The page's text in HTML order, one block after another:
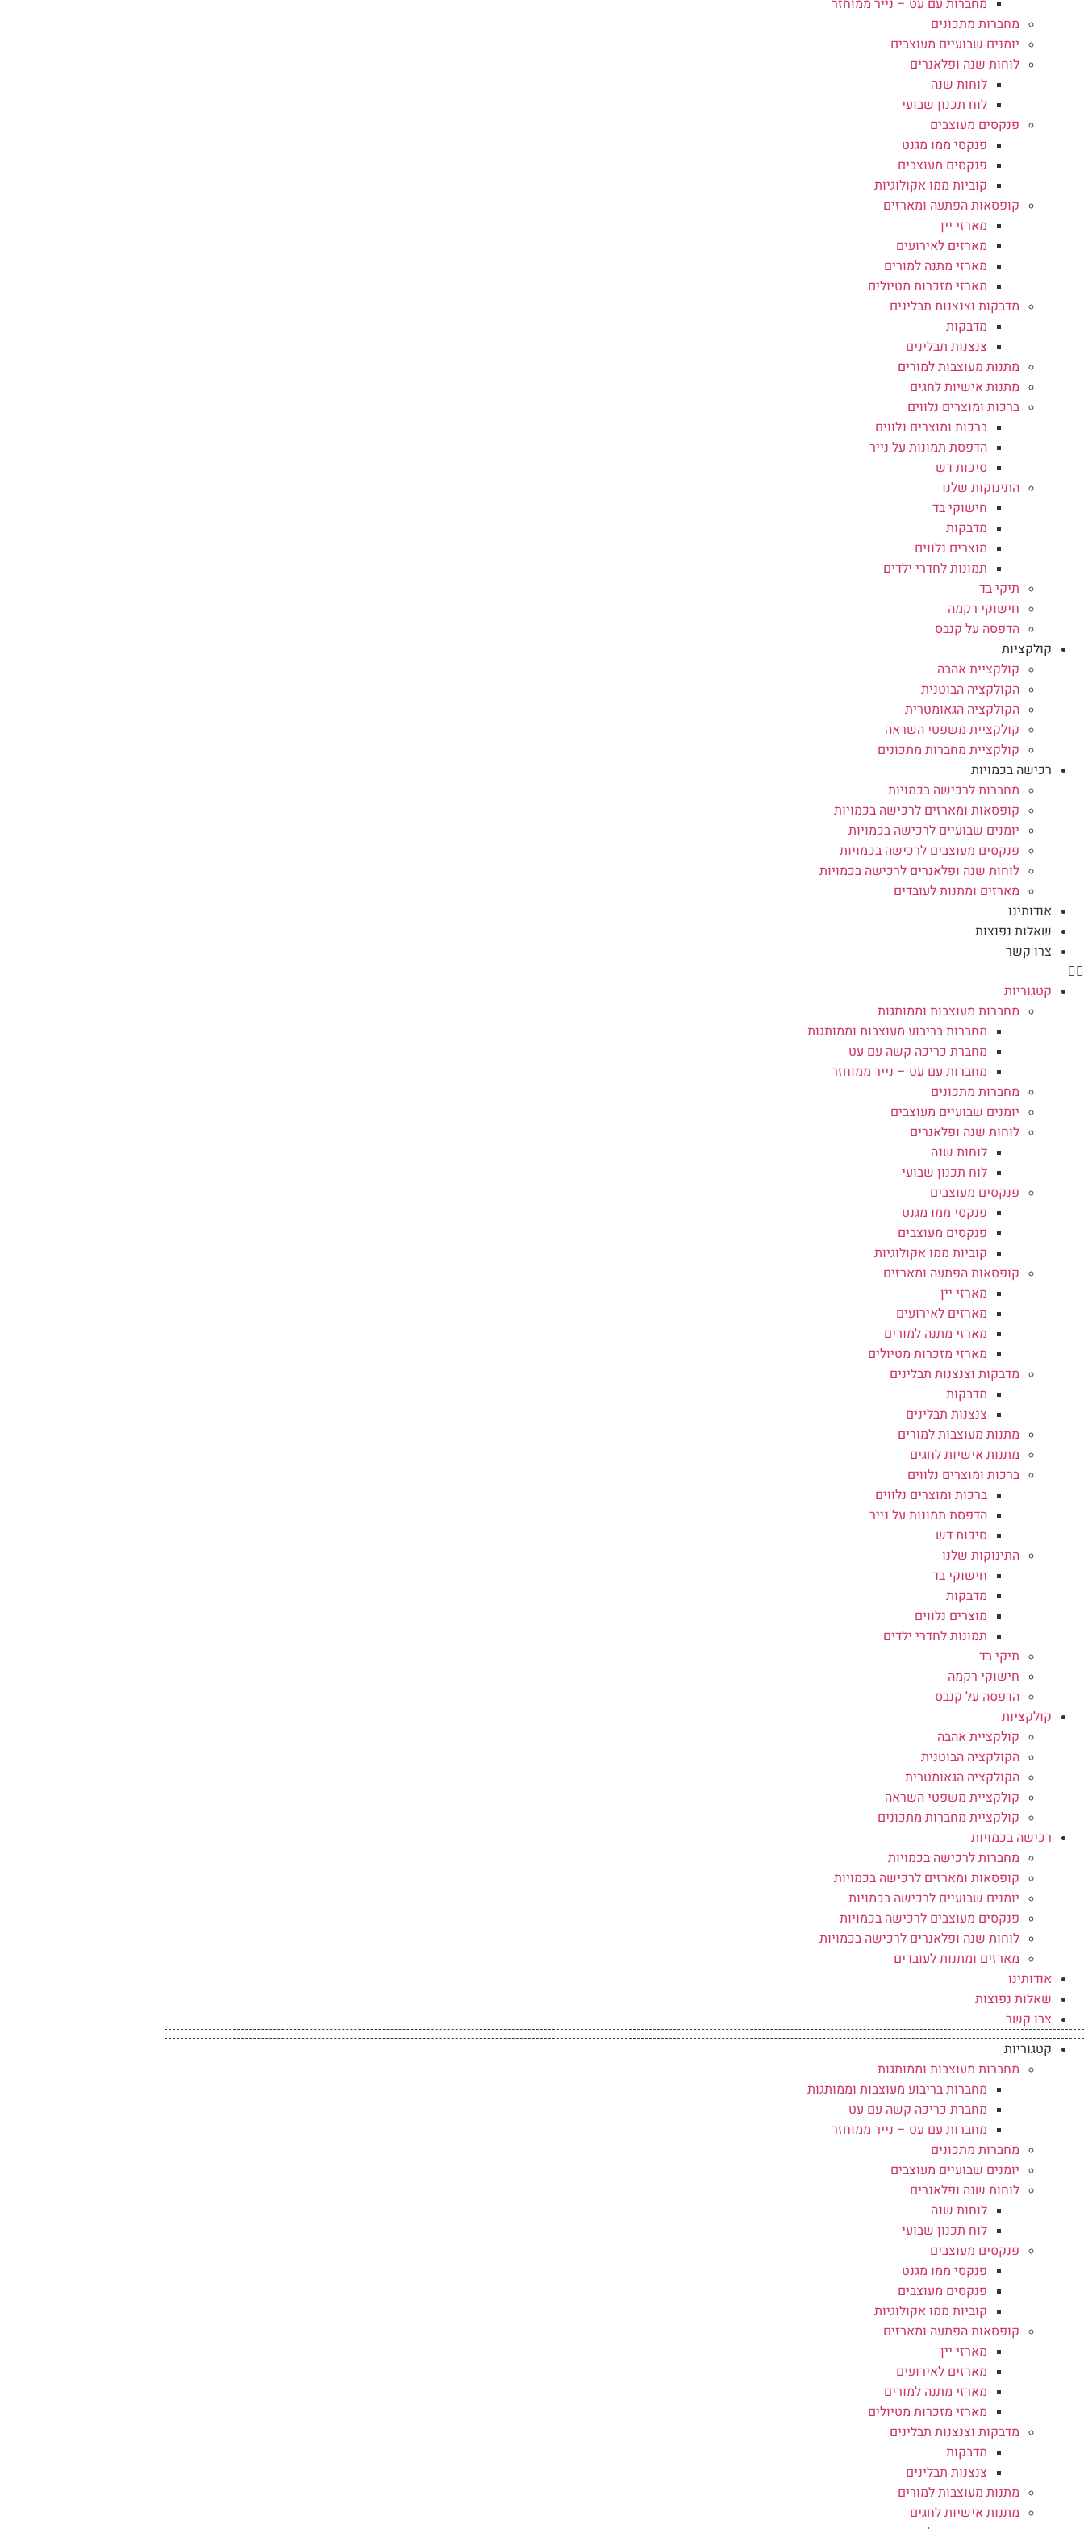
מחברות מתכונים
יומנים שבועיים מעוצבים
לוחות שנה ופלאנרים
לוחות שנה
לוח תכנון שבועי
פנקסים מעוצבים
פנקסי ממו מגנט
פנקסים מעוצבים
קוביות ממו אקולוגיות
קופסאות הפתעה ומארזים
מארזי יין
מארזים לאירועים
מארזי מתנה למורים
מארזי מזכרות מטיולים
מדבקות וצנצנות תבלינים
מדבקות
צנצנות תבלינים
מתנות מעוצבות למורים
מתנות אישיות לחגים
ברכות ומוצרים נלווים
ברכות ומוצרים נלווים
הדפסת תמונות על נייר
סיכות דש
התינוקות שלנו
חישוקי בד
מדבקות
מוצרים נלווים
תמונות לחדרי ילדים
תיקי בד
חישוקי רקמה
הדפסה על קנבס
קולקציות
קולקציית אהבה
הקולקציה הבוטנית
הקולקציה הגאומטרית
קולקציית משפטי השראה
קולקציית מחברות מתכונים
רכישה בכמויות
מחברות לרכישה בכמויות
קופסאות ומארזים לרכישה בכמויות
יומנים שבועיים לרכישה בכמויות
פנקסים מעוצבים לרכישה בכמויות
לוחות שנה ופלאנרים לרכישה בכמויות
מארזים ומתנות לעובדים
אודותינו
שאלות נפוצות
צרו קשר
קטגוריות
מחברות מעוצבות וממותגות
מחברות בריבוע מעוצבות וממותגות
מחברת כריכה קשה עם עט
מחברות עם עט – נייר ממוחזר
מחברות מתכונים
יומנים שבועיים מעוצבים
לוחות שנה ופלאנרים
לוחות שנה
לוח תכנון שבועי
פנקסים מעוצבים
פנקסי ממו מגנט
פנקסים מעוצבים
קוביות ממו אקולוגיות
קופסאות הפתעה ומארזים
מארזי יין
מארזים לאירועים
מארזי מתנה למורים
מארזי מזכרות מטיולים
מדבקות וצנצנות תבלינים
מדבקות
צנצנות תבלינים
מתנות מעוצבות למורים
מתנות אישיות לחגים
ברכות ומוצרים נלווים
ברכות ומוצרים נלווים
הדפסת תמונות על נייר
סיכות דש
התינוקות שלנו
חישוקי בד
מדבקות
מוצרים נלווים
תמונות לחדרי ילדים
תיקי בד
חישוקי רקמה
הדפסה על קנבס
קולקציות
קולקציית אהבה
הקולקציה הבוטנית
הקולקציה הגאומטרית
קולקציית משפטי השראה
קולקציית מחברות מתכונים
רכישה בכמויות
מחברות לרכישה בכמויות
קופסאות ומארזים לרכישה בכמויות
יומנים שבועיים לרכישה בכמויות
פנקסים מעוצבים לרכישה בכמויות
לוחות שנה ופלאנרים לרכישה בכמויות
מארזים ומתנות לעובדים
אודותינו
שאלות נפוצות
צרו קשר
קטגוריות
מחברות מעוצבות וממותגות
מחברות בריבוע מעוצבות וממותגות
מחברת כריכה קשה עם עט
מחברות עם עט – נייר ממוחזר
מחברות מתכונים
יומנים שבועיים מעוצבים
לוחות שנה ופלאנרים
לוחות שנה
לוח תכנון שבועי
פנקסים מעוצבים
פנקסי ממו מגנט
פנקסים מעוצבים
קוביות ממו אקולוגיות
קופסאות הפתעה ומארזים
מארזי יין
מארזים לאירועים
מארזי מתנה למורים
מארזי מזכרות מטיולים
מדבקות וצנצנות תבלינים
מדבקות
צנצנות תבלינים
מתנות מעוצבות למורים
מתנות אישיות לחגים